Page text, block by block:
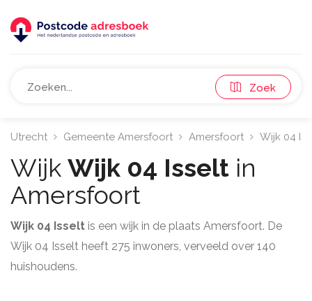
Zoek
Utrecht Gemeente Amersfoort Amersfoort Wijk 04
Wijk Wijk 04 Isselt in
Amersfoort
Wijk 04 Isselt is een wijk in de plaats Amersfoort. De
Wijk 04 Isselt heeft 275 inwoners, verveeld over 140
huishoudens.